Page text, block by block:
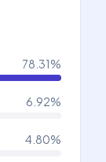
78.31%
6.92%
4.80%